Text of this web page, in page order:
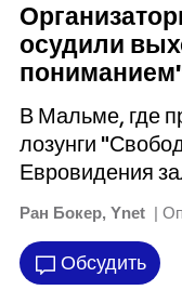
осудили
В Мальме, где
лозунги
Евровидения
Ран Бокер, Ynet |
Обсудить